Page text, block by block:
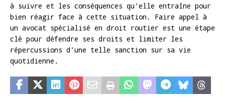
à suivre et les conséquences qu’elle entraîne pour
bien réagir face à cette situation. Faire appel à
un avocat spécialisé en droit routier est une étape
clé pour défendre ses droits et limiter les
répercussions d’une telle sanction sur sa vie
quotidienne.